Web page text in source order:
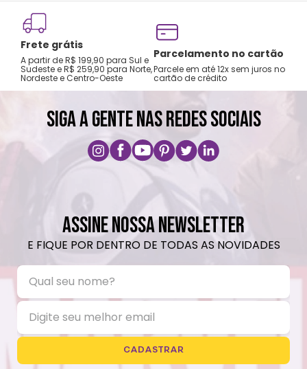
Frete grátis
A partir de R$ 199,90 para Sul e
Sudeste e R$ 259,90 para Norte,
Nordeste e Centro-Oeste
Parcelamento no cartão
Parcele em até 12x sem juros no
cartão de crédito
SIGA A GENTE NAS REDES SOCIAIS
ASSINE NOSSA NEWSLETTER
E FIQUE POR DENTRO DE TODAS AS NOVIDADES
CADASTRAR